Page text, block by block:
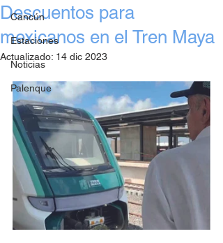
Cancún
Estaciones
Noticias
Palenque
Descuentos para
mexicanos en el Tren Maya
Actualizado: 14 dic 2023